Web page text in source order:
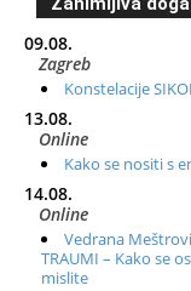
09.08.
Zagreb
Konstelacije
13.08.
Online
Kako se nositi s
14.08.
Online
Vedrana
TRAUMI – Kako se
mislite